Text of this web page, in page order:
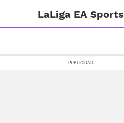
LaLiga EA Sports